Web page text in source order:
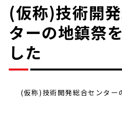
(仮称)技術開
ターの地鎮祭
した
(仮称)技術開発総合センター